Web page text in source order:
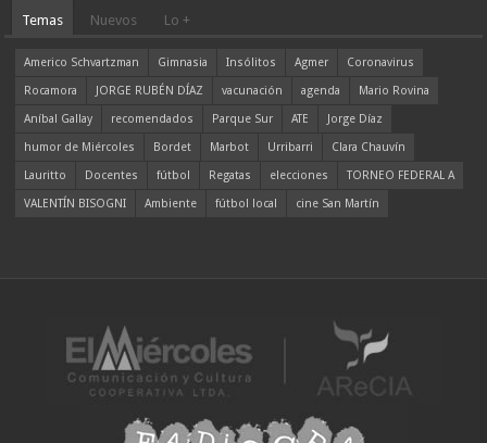
Temas Nuevos Lo +
Americo Schvartzman Gimnasia Insólitos Agmer
Coronavirus
Rocamora
JORGE RUBÉN DÍAZ vacunación agenda
Mario Rovina
Aníbal Gallay
recomendados Parque Sur ATE
Jorge Díaz
humor de Miércoles
Bordet Marbot Urribarri
Clara Chauvín
Lauritto
Docentes fútbol Regatas elecciones
TORNEO FEDERAL A
VALENTÍN BISOGNI
Ambiente fútbol local cine San Martín